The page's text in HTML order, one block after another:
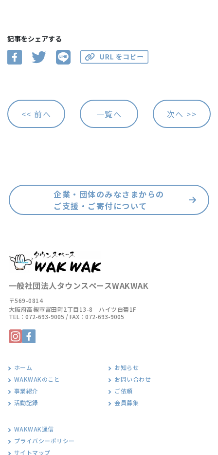
記事をシェアする
<< 前へ 一覧へ 次へ >>
企業・団体のみなさまからの
ご支援・ご寄付について
一般社団法人タウンスペースWAKWAK
〒569-0814
大阪府高槻市富田町2丁目13-8 ハイツ白菊1F
TEL： 072-693-9005 / FAX：072-693-9005
ホーム
WAKWAKのこと
事業紹介
活動記録
お知らせ
お問い合わせ
ご依頼
会員募集
WAKWAK通信
プライバシーポリシー
サイトマップ